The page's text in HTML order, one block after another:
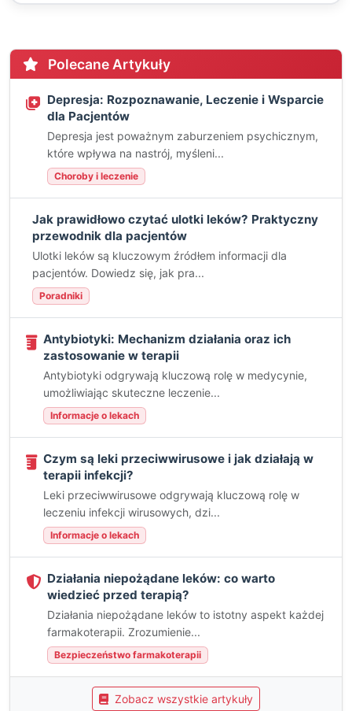
Polecane Artykuły
Depresja: Rozpoznawanie, Leczenie i Wsparcie
dla Pacjentów
Depresja jest poważnym zaburzeniem psychicznym,
które wpływa na nastrój, myśleni...
Choroby i leczenie
Jak prawidłowo czytać ulotki leków? Praktyczny
przewodnik dla pacjentów
Ulotki leków są kluczowym źródłem informacji dla
pacjentów. Dowiedz się, jak pra...
Poradniki
Antybiotyki: Mechanizm działania oraz ich
zastosowanie w terapii
Antybiotyki odgrywają kluczową rolę w medycynie,
umożliwiając skuteczne leczenie...
Informacje o lekach
Czym są leki przeciwwirusowe i jak działają w
terapii infekcji?
Leki przeciwwirusowe odgrywają kluczową rolę w
leczeniu infekcji wirusowych, dzi...
Informacje o lekach
Działania niepożądane leków: co warto
wiedzieć przed terapią?
Działania niepożądane leków to istotny aspekt każdej
farmakoterapii. Zrozumienie...
Bezpieczeństwo farmakoterapii
Zobacz wszystkie artykuły